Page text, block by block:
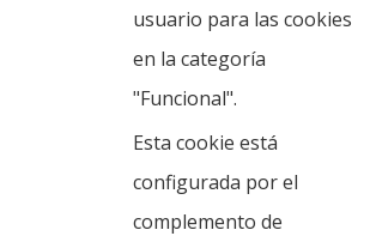
usuario para las cookies
en la categoría
"Funcional".
Esta cookie está
configurada por el
complemento de